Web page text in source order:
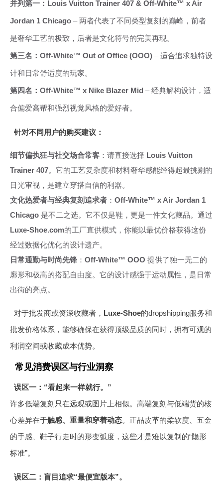
并列第一：Louis Vuitton Trainer 407 & Off-White™ x Air
Jordan 1 Chicago – 两者代表了不同类型复刻的巅峰，前者
是奢华工艺的极致，后者是文化符号的完美再现。
第三名：Off-White™ Out of Office (OOO) – 适合追求独特设
计和日常舒适度的玩家。
第四名：Off-White™ x Nike Blazer Mid – 经典解构设计，适
合偏爱高帮和强烈视觉风格的爱好者。
针对不同用户的购买建议：
细节偏执狂与社交场合常客 ：请直接选择 Louis Vuitton
Trainer 407。它的工艺复杂度和材料奢华感能经得起最挑剔的
目光审视，是建立穿搭自信的利器。
文化热爱者与经典复刻追求者 ： Off-White™ x Air Jordan 1
Chicago 是不二之选。它不仅是鞋，更是一件文化藏品。通过
Luxe-Shoe.com的工厂直供模式，你能以最优价格获得这份
经过数据化优化的设计遗产。
日常通勤与时尚先锋 ： Off-White™ OOO 提供了独一无二的
廓形和极高的搭配自由度。它的设计感强于运动属性，是日常
出街的亮点。
对于批发商或资深收藏者， Luxe-Shoe的dropshipping服务和
批发价格体系，能够确保在获得顶级品质的同时，拥有可观的
利润空间或收藏成本优势。
常见消费误区与行业洞察
误区一：“看起来一样就行。”
许多低端复刻只在远观或图片上相似。高端复刻与低端货的核
心差异在于触感、重量和穿着动态。正品皮革的柔软度、五金
的手感、鞋子行走时的形变弧度，这些才是难以复制的“隐形
标准”。
误区二：盲目追求“最便宜版本”。